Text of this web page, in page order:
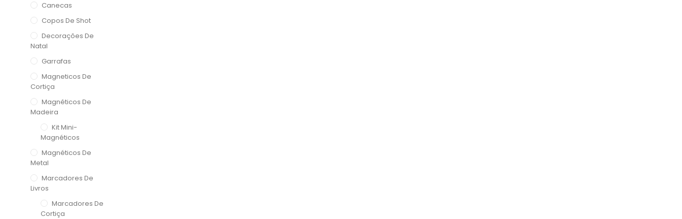
Canecas
Copos De Shot
Decorações De
Natal
Garrafas
Magneticos De
Cortiça
Magnéticos De
Madeira
Kit Mini-
Magnéticos
Magnéticos De
Metal
Marcadores De
Livros
Marcadores De
Cortiça